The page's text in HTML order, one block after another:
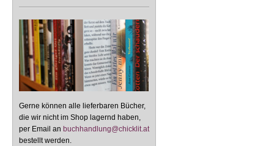
Gerne können alle lieferbaren Bücher,
die wir nicht im Shop lagernd haben,
per Email an buchhandlung@chicklit.at
bestellt werden.